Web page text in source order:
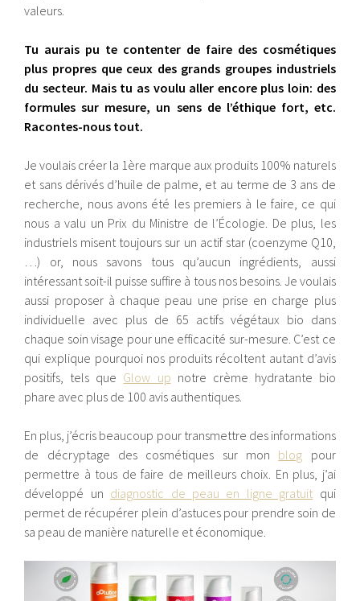
valeurs.
Tu aurais pu te contenter de faire des cosmétiques
plus propres que ceux des grands groupes industriels
du secteur. Mais tu as voulu aller encore plus loin: des
formules sur mesure, un sens de l’éthique fort, etc.
Racontes-nous tout.
Je voulais créer la 1ère marque aux produits 100% naturels
et sans dérivés d’huile de palme, et au terme de 3 ans de
recherche, nous avons été les premiers à le faire, ce qui
nous a valu un Prix du Ministre de l’Écologie. De plus, les
industriels misent toujours sur un actif star (coenzyme Q10,
…) or, nous savons tous qu’aucun ingrédients, aussi
intéressant soit-il puisse suffire à tous nos besoins. Je voulais
aussi proposer à chaque peau une prise en charge plus
individuelle avec plus de 65 actifs végétaux bio dans
chaque soin visage pour une efficacité sur-mesure. C’est ce
qui explique pourquoi nos produits récoltent autant d’avis
positifs, tels que Glow up notre crème hydratante bio
phare avec plus de 100 avis authentiques.
En plus, j’écris beaucoup pour transmettre des informations
de décryptage des cosmétiques sur mon blog pour
permettre à tous de faire de meilleurs choix. En plus, j’ai
développé un diagnostic de peau en ligne gratuit qui
permet de récupérer plein d’astuces pour prendre soin de
sa peau de manière naturelle et économique.